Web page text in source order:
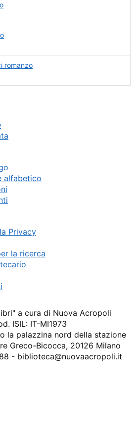
romanzo
alfabetico
Privacy
la ricerca
a cura di Nuova Acropoli
ISIL: IT-MI1973
la palazzina nord della stazione
Greco-Bicocca, 20126 Milano
- biblioteca@nuovaacropoli.it